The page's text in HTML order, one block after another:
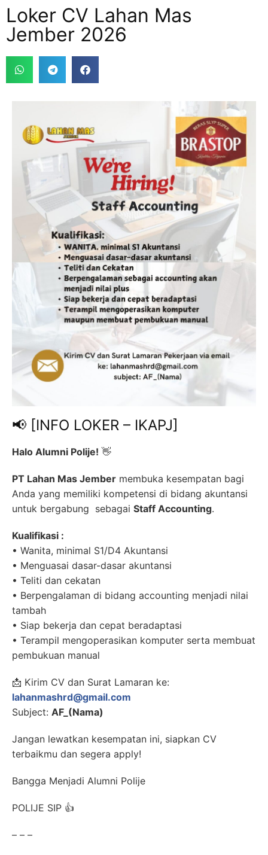
Loker CV Lahan Mas
Jember 2026
📢 [INFO LOKER – IKAPJ]
Halo Alumni Polije! 👋
PT Lahan Mas Jember membuka kesempatan bagi
Anda yang memiliki kompetensi di bidang akuntansi
untuk bergabung sebagai Staff Accounting.
Kualifikasi :
• Wanita, minimal S1/D4 Akuntansi
• Menguasai dasar-dasar akuntansi
• Teliti dan cekatan
• Berpengalaman di bidang accounting menjadi nilai
tambah
• Siap bekerja dan cepat beradaptasi
• Terampil mengoperasikan komputer serta membuat
pembukuan manual
📩 Kirim CV dan Surat Lamaran ke:
lahanmashrd@gmail.com
Subject: AF_(Nama)
Jangan lewatkan kesempatan ini, siapkan CV
terbaikmu dan segera apply!
Bangga Menjadi Alumni Polije
POLIJE SIP 👍
– – –